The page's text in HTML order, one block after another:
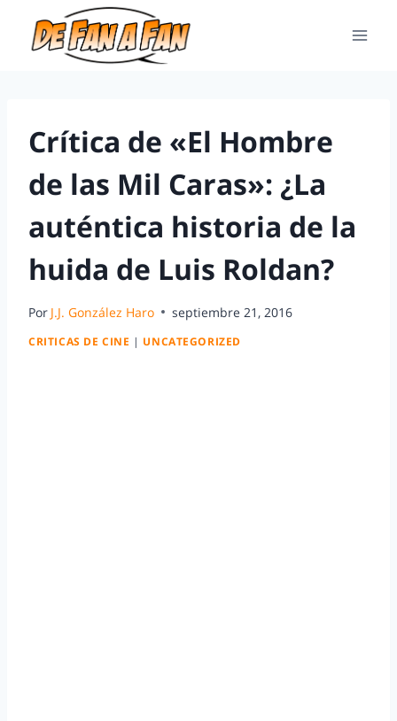
Crítica de «El Hombre
de las Mil Caras»: ¿La
auténtica historia de la
huida de Luis Roldan?
Por J.J. González Haro septiembre 21, 2016
CRITICAS DE CINE | UNCATEGORIZED